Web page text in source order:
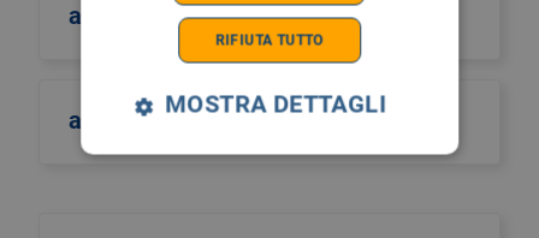
albero della vita
alberto castiglione
RIFIUTA TUTTO
MOSTRA DETTAGLI